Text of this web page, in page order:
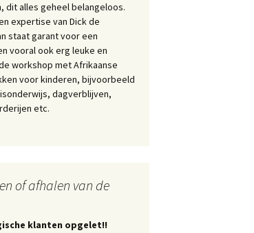
dit alles geheel belangeloos.
expertise van Dick de
staat garant voor een
vooral ook erg leuke en
workshop met Afrikaanse
voor kinderen, bijvoorbeeld
dagverblijven,
etc.
of afhalen van de
klanten opgelet!!